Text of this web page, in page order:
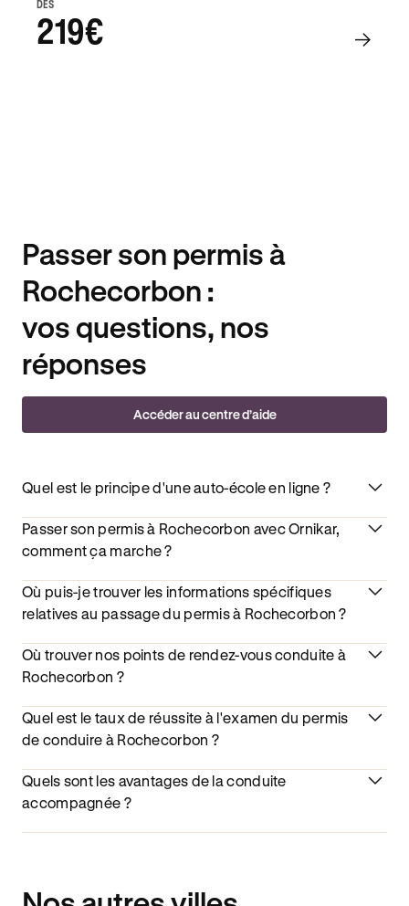
DÈS
219€
Passer son permis à
Rochecorbon :
vos questions, nos
réponses
Accéder au centre d’aide
Quel est le principe d'une auto-école en ligne ?
Passer son permis à Rochecorbon avec Ornikar,
comment ça marche ?
Où puis-je trouver les informations spécifiques
relatives au passage du permis à Rochecorbon ?
Où trouver nos points de rendez-vous conduite à
Rochecorbon ?
Quel est le taux de réussite à l'examen du permis
de conduire à Rochecorbon ?
Quels sont les avantages de la conduite
accompagnée ?